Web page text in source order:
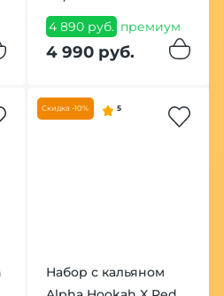
4 890 руб. премиум
4 990 руб.
Скидка -10% 5
Набор с кальяном